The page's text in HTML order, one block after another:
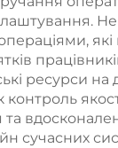
ресурси на
контроль
сучасних